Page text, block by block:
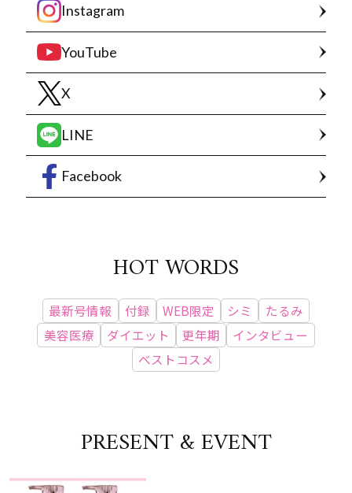
Instagram
YouTube
X
LINE
Facebook
HOT WORDS
最新号情報 付録 WEB限定 シミ
たるみ
美容医療
ダイエット 更年期
インタビュー
ベストコスメ
PRESENT & EVENT